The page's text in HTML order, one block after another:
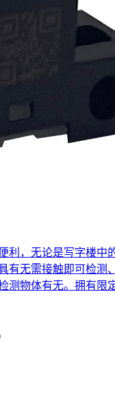
利，无论是写字楼
有无需接触即可检
测物体有无。拥有限